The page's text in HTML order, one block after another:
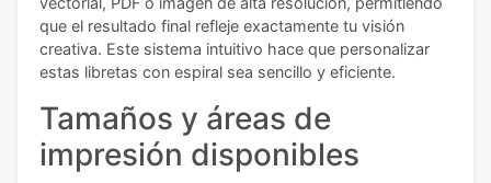
que el resultado final refleje exactamente tu visión
creativa. Este sistema intuitivo hace que personalizar
estas libretas con espiral sea sencillo y eficiente.
Tamaños y áreas de
impresión disponibles